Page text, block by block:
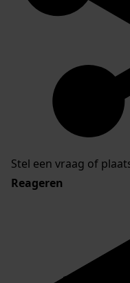
Stel een vraag of
Reageren